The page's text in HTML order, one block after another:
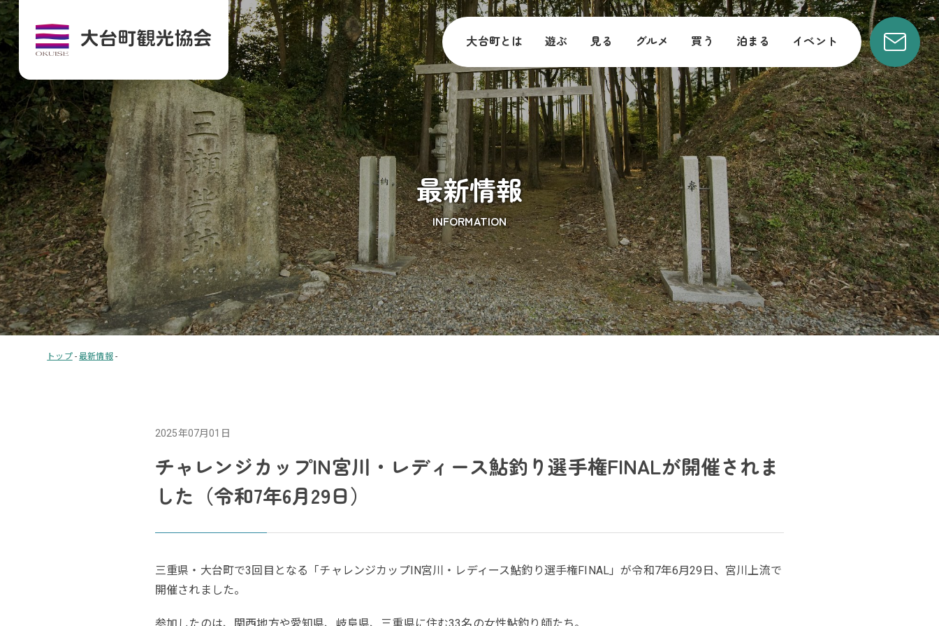
大台町とは 遊ぶ 見る グルメ 買う 泊まる イベント
最新情報
INFORMATION
トップ-最新情報-
2025年07月01日
チャレンジカップIN宮川・レディース鮎釣り選手権FINALが開催されま
した（令和7年6月29日）
三重県・大台町で3回目となる「チャレンジカップIN宮川・レディース鮎釣り選手権FINAL」が令和7年6月29日、宮川上流で
開催されました。